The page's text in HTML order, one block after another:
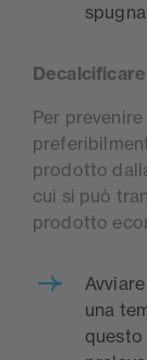
Per
prodotto
cui si può
prodotto
una
questo